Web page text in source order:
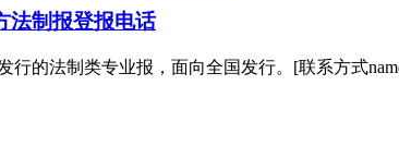
法制报登报电话
行的法制类专业报，面向全国发行。[联系方式